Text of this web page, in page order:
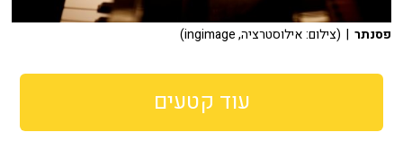
פסנתר | (צילום: אילוסטרציה, ingimage)
עוד קטעים